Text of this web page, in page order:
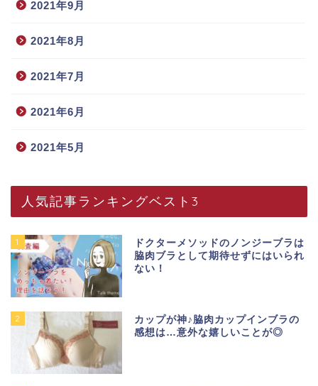
2021年9月
2021年8月
2021年7月
2021年6月
2021年5月
人気記事ランキングベスト3
1
ドクターメソッドのノンジーブラは
脇肉ブラとして期待せずにはいられ
ない！
2
カップが神♪脇肉カップインブラの
感想は…意外な嬉しいことが◎